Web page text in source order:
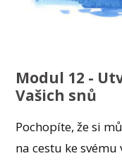
Modul 12 -
Vašich snů
Pochopíte, že si
na cestu ke